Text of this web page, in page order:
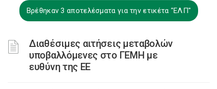
Βρέθηκαν 3 αποτελέσματα για την ετικέτα "ΕΛΠ"
Διαθέσιμες αιτήσεις μεταβολών
υποβαλλόμενες στο ΓΕΜΗ με
ευθύνη της ΕΕ